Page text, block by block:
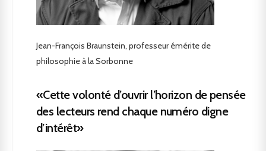
Jean-François Braunstein, professeur émérite de
philosophie à la Sorbonne
«Cette volonté d’ouvrir l’horizon de pensée
des lecteurs rend chaque numéro digne
d’intérêt»